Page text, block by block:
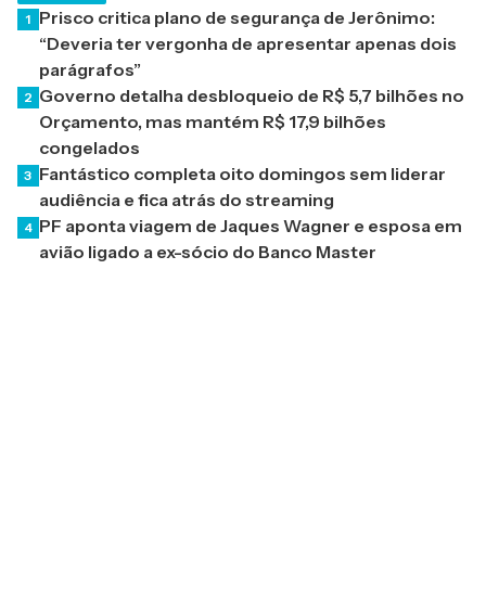
1 Prisco critica plano de segurança de Jerônimo:
“Deveria ter vergonha de apresentar apenas dois
parágrafos”
2 Governo detalha desbloqueio de R$ 5,7 bilhões no
Orçamento, mas mantém R$ 17,9 bilhões
congelados
3 Fantástico completa oito domingos sem liderar
audiência e fica atrás do streaming
4 PF aponta viagem de Jaques Wagner e esposa em
avião ligado a ex-sócio do Banco Master